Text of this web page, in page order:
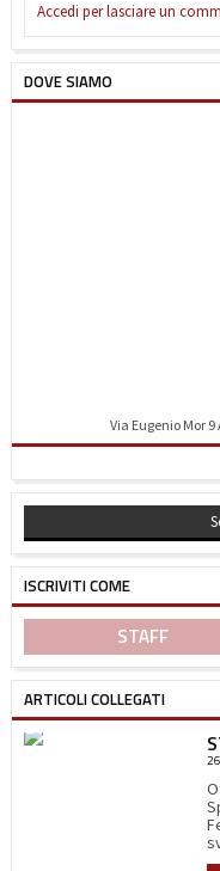
Accedi per lasciare un
DOVE SIAMO
Via Eugenio Mor
ISCRIVITI COME
STAFF
ARTICOLI COLLEGATI